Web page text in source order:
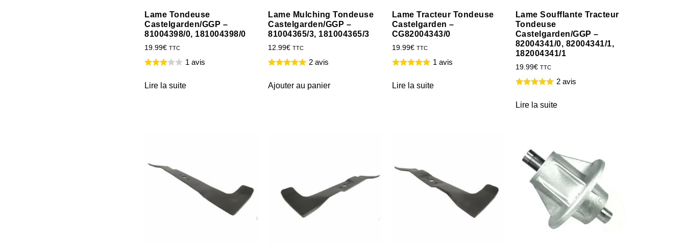
Lame Tondeuse
Castelgarden/GGP –
81004398/0, 181004398/0
19.99€ TTC
1 avis
Lire la suite
Lame Mulching Tondeuse
Castelgarden/GGP –
81004365/3, 181004365/3
12.99€ TTC
2 avis
Ajouter au panier
Lame Tracteur Tondeuse
Castelgarden –
CG82004343/0
19.99€ TTC
1 avis
Lire la suite
Lame Soufflante Tracteur
Tondeuse
Castelgarden/GGP –
82004341/0, 82004341/1,
182004341/1
19.99€ TTC
2 avis
Lire la suite